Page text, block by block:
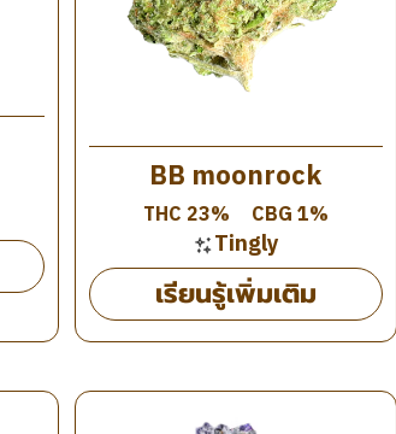
BB moonrock
THC 23% CBG 1%
Tingly
เรียนรู้เพิ่มเติม